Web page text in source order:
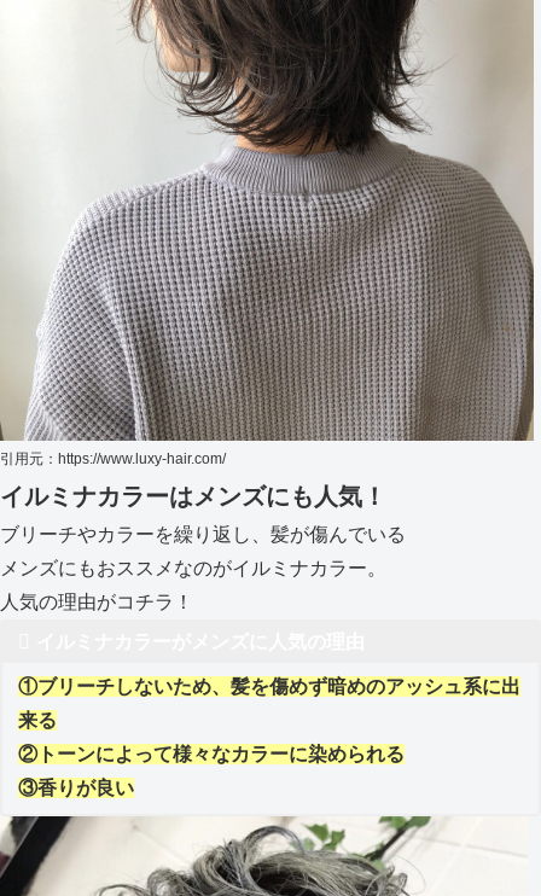
引用元：https://www.luxy-hair.com/
イルミナカラーはメンズにも人気！
ブリーチやカラーを繰り返し、髪が傷んでいる
メンズにもおススメなのがイルミナカラー。
人気の理由がコチラ！
①ブリーチしないため、髪を傷めず暗めのアッシュ系に出
来る
②トーンによって様々なカラーに染められる
③香りが良い